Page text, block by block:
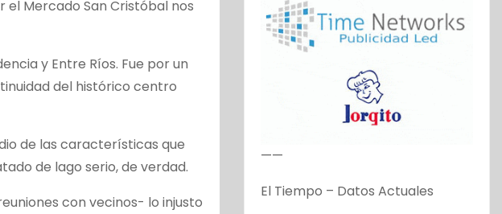
Mercado San Cristóbal nos
y Entre Ríos. Fue por un
del histórico centro
de las características que
de lago serio, de verdad.
con vecinos- lo injusto
——
El Tiempo – Datos Actuales